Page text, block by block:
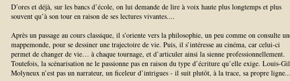
D’ores et déjà, sur les bancs d’école, on lui demande de lire à voix haute plus longtemps et plus
souvent qu’à son tour en raison de ses lectures vivantes....
Après un passage au cours classique, il s’oriente vers la philosophie, un peu comme on consulte
mappemonde, pour se dessiner une trajectoire de vie. Puis, il s’intéresse au cinéma, car celui-ci
permet de changer de vie… à chaque tournage, et d’articuler ainsi la sienne professionnellement.
Toutefois, la scénarisation ne le passionne pas en raison du type d’écriture qu’elle exige. Louis-
Molyneux n’est pas un narrateur, un ficeleur d’intrigues - il suit plutôt, à la trace, sa propre ligne...